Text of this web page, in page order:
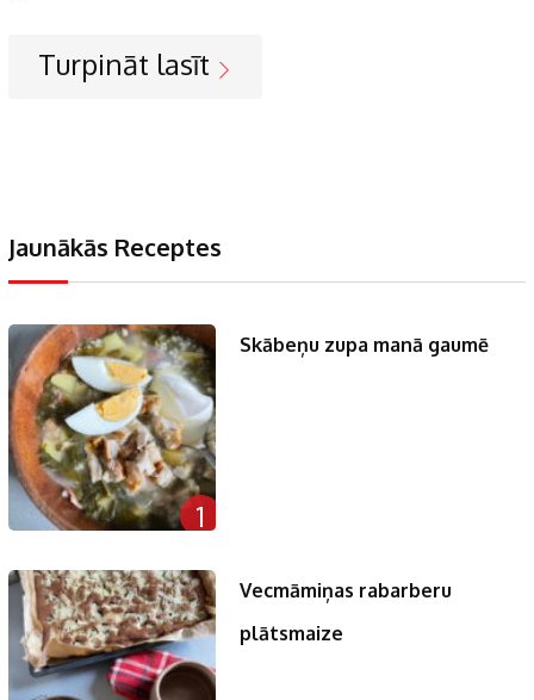
Turpināt lasīt
Jaunākās Receptes
1
Skābeņu zupa manā gaumē
Vecmāmiņas rabarberu
plātsmaize